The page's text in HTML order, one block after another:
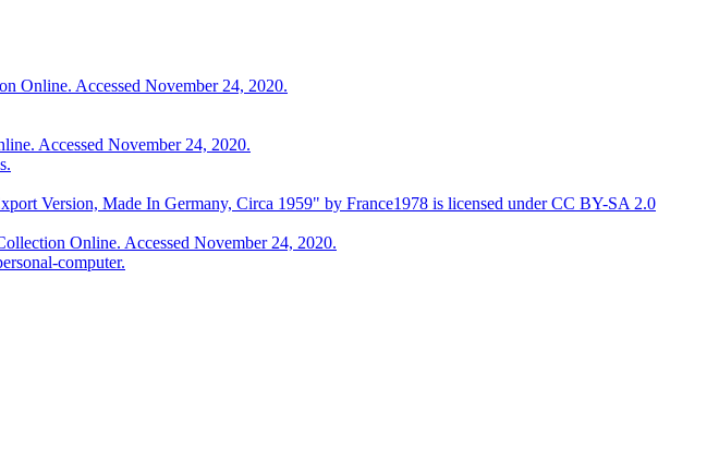
Online. Accessed November 24, 2020.
Accessed November 24, 2020.
Version, Made In Germany, Circa 1959" by France1978 is licensed under CC BY-SA 2.0
Online. Accessed November 24, 2020.
computer.